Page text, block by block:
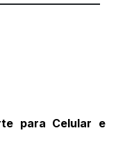
para Celular e